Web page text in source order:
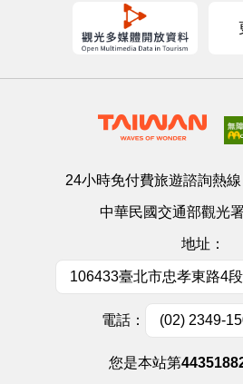
24小時免付費旅遊諮詢熱線
中華民國交通部觀光
地址：
106433臺北市忠孝東路4
電話： (02) 2349-
您是本站第